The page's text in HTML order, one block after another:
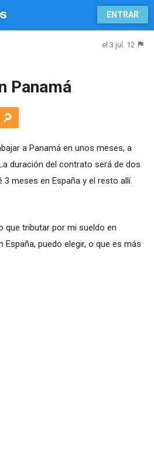
ENTRAR
el 3 jul. 12
Panamá
a Panamá en unos meses, a
duración del contrato será de dos
3 meses en España y el resto allí.
que tributar por mi sueldo en
España, puedo elegir, o que es más